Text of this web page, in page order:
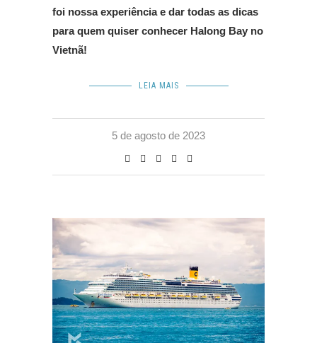
foi nossa experiência e dar todas as dicas
para quem quiser conhecer Halong Bay no
Vietnã!
LEIA MAIS
5 de agosto de 2023